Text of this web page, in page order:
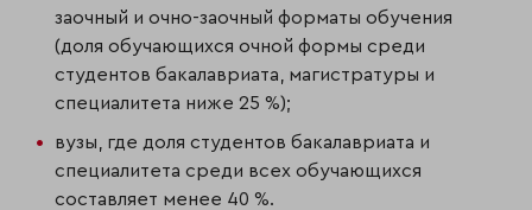
заочный и очно-заочный форматы обучения
(доля обучающихся очной формы среди
студентов бакалавриата, магистратуры и
специалитета ниже 25 %);
вузы, где доля студентов бакалавриата и
специалитета среди всех обучающихся
составляет менее 40 %.